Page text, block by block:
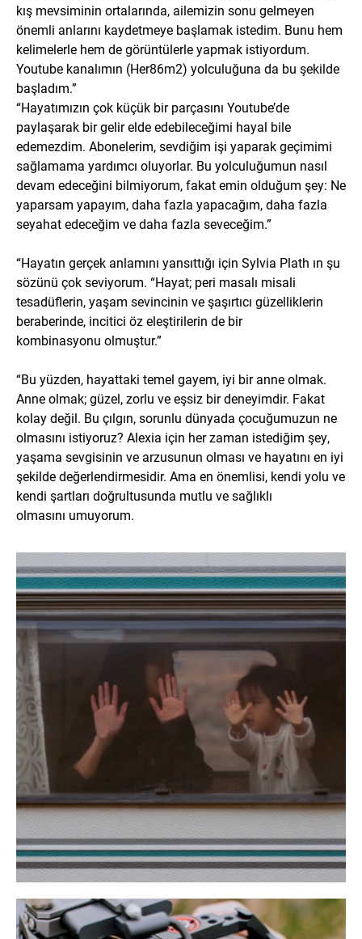
kış mevsiminin ortalarında, ailemizin sonu gelmeyen
önemli anlarını kaydetmeye başlamak istedim. Bunu hem
kelimelerle hem de görüntülerle yapmak istiyordum.
Youtube kanalımın (Her86m2) yolculuğuna da bu şekilde
başladım.”
“Hayatımızın çok küçük bir parçasını Youtube’de
paylaşarak bir gelir elde edebileceğimi hayal bile
edemezdim. Abonelerim, sevdiğim işi yaparak geçimimi
sağlamama yardımcı oluyorlar. Bu yolculuğumun nasıl
devam edeceğini bilmiyorum, fakat emin olduğum şey: Ne
yaparsam yapayım, daha fazla yapacağım, daha fazla
seyahat edeceğim ve daha fazla seveceğim.”
“Hayatın gerçek anlamını yansıttığı için Sylvia Plath ın şu
sözünü çok seviyorum. “Hayat; peri masalı misali
tesadüflerin, yaşam sevincinin ve şaşırtıcı güzelliklerin
beraberinde, incitici öz eleştirilerin de bir
kombinasyonu olmuştur.”
“Bu yüzden, hayattaki temel gayem, iyi bir anne olmak.
Anne olmak; güzel, zorlu ve eşsiz bir deneyimdir. Fakat
kolay değil. Bu çılgın, sorunlu dünyada çocuğumuzun ne
olmasını istiyoruz? Alexia için her zaman istediğim şey,
yaşama sevgisinin ve arzusunun olması ve hayatını en iyi
şekilde değerlendirmesidir. Ama en önemlisi, kendi yolu ve
kendi şartları doğrultusunda mutlu ve sağlıklı
olmasını umuyorum.